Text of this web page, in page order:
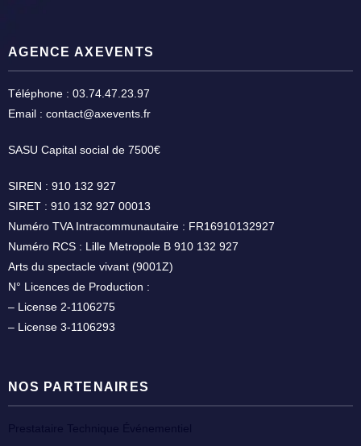
AGENCE AXEVENTS
Téléphone : 03.74.47.23.97
Email : contact@axevents.fr
SASU Capital social de 7500€
SIREN : 910 132 927
SIRET : 910 132 927 00013
Numéro TVA Intracommunautaire : FR16910132927
Numéro RCS : Lille Metropole B 910 132 927
Arts du spectacle vivant (9001Z)
N° Licences de Production :
– License 2-1106275
– License 3-1106293
NOS PARTENAIRES